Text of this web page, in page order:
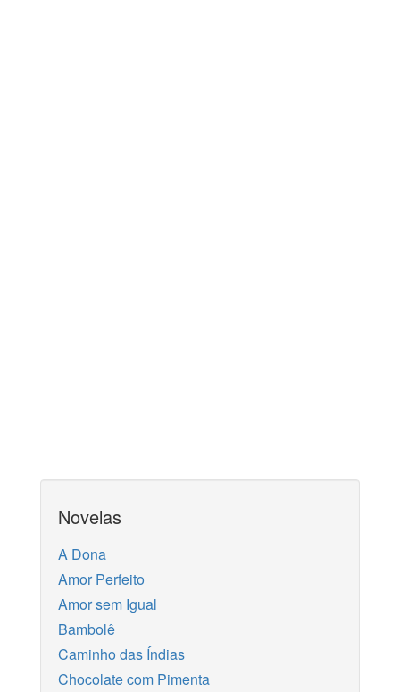
Novelas
A Dona
Amor Perfeito
Amor sem Igual
Bambolê
Caminho das Índias
Chocolate com Pimenta